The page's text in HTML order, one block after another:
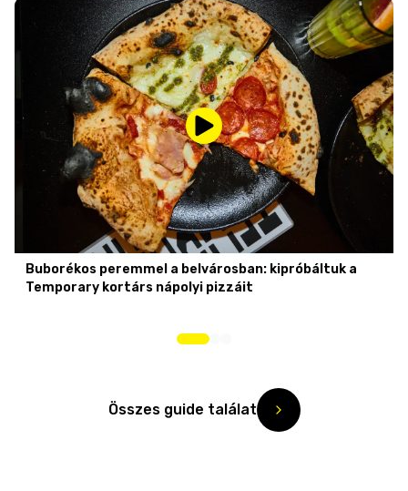
Buborékos peremmel a belvárosban: kipróbáltuk a
Temporary kortárs nápolyi pizzáit
Összes guide találat